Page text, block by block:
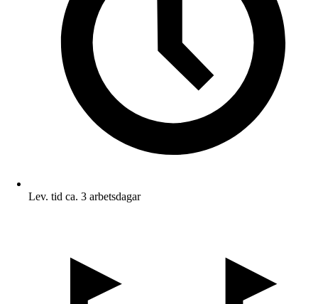
Lev. tid ca. 3 arbetsdagar